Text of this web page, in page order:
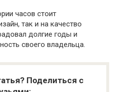
часов стоит
так и на качество
долгие годы и
своего владельца.
Поделиться с